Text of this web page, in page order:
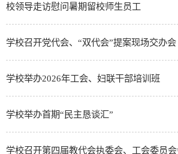
校领导走访慰问暑期留校师生员工
学校召开党代会、“双代会”提案现场交办会
学校举办2026年工会、妇联干部培训班
学校举办首期“民主恳谈汇”
学校召开第四届教代会执委会、工会委员